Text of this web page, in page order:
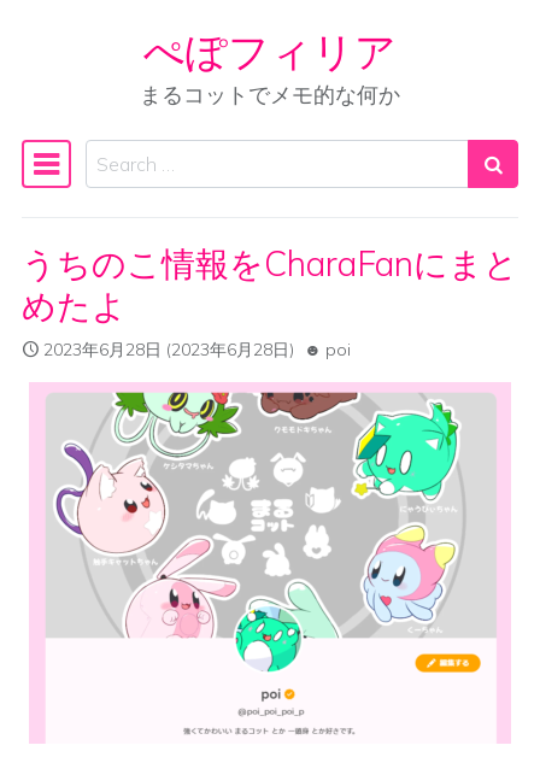
Skip to content
ぺぽフィリア
まるコットでメモ的な何か
Main Navigation
Search
うちのこ情報をCharaFanにまと
めたよ
2023年6月28日 (2023年6月28日) poi